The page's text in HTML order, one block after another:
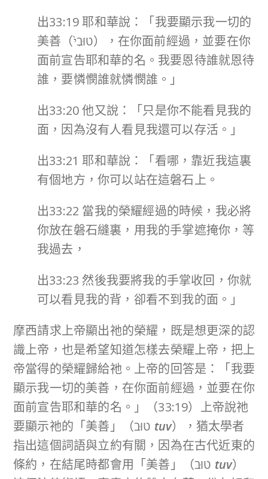
出33:19 耶和華說：「我要顯示我一切的
美善（טוּבִי֙），在你面前經過，並要在你
面前宣告耶和華的名。我要恩待誰就恩待
誰，要憐憫誰就憐憫誰。」
出33:20 他又說：「只是你不能看見我的
面，因為沒有人看見我還可以存活。」
出33:21 耶和華說：「看哪，靠近我這裏
有個地方，你可以站在這磐石上。
出33:22 當我的榮耀經過的時候，我必將
你放在磐石縫裏，用我的手掌遮掩你，等
我過去，
出33:23 然後我要將我的手掌收回，你就
可以看見我的背，卻看不到我的面。」
摩西請求上帝顯出祂的榮耀，既是想更深的認
識上帝，也是希望知道怎樣去榮耀上帝，把上
帝當得的榮耀歸給祂。上帝的回答是：「我要
顯示我一切的美善，在你面前經過，並要在你
面前宣告耶和華的名。」（33:19）上帝說祂
tuv），猶太學者
指出這個詞語與立約有關，因為在古代近東的
tuv）